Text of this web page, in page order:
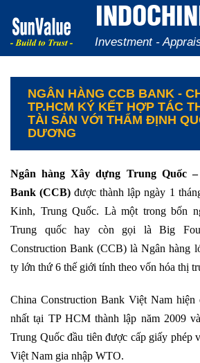
Investment -
NGÂN HÀNG CCB BANK -
TP.HCM KÝ KẾT HỢP TÁC
TÀI SẢN VỚI THẨM ĐỊNH
DƯƠNG
Ngân hàng Xây dựng Trung Quốc
Bank (CCB) được thành lập ngày 1
Kinh, Trung Quốc. Là một trong bốn
Trung quốc hay còn gọi là Big
Construction Bank (CCB) là Ngân hàng
ty lớn thứ 6 thế giới tính theo vốn hóa thị
China Construction Bank Việt Nam
nhất tại TP HCM thành lập năm 2009
Trung Quốc đầu tiên được cấp giấy phép
Việt Nam gia nhập WTO.